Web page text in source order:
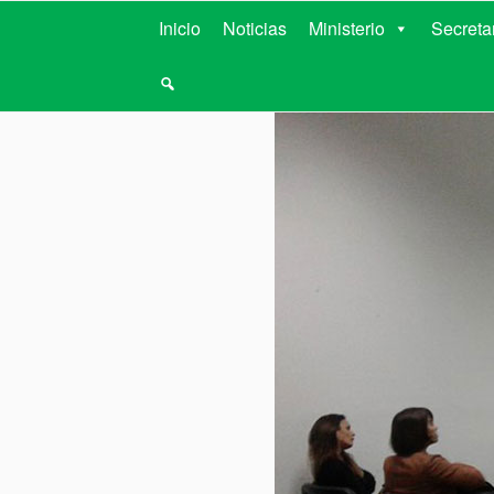
MINISTERIO
Inicio Noticias Ministerio